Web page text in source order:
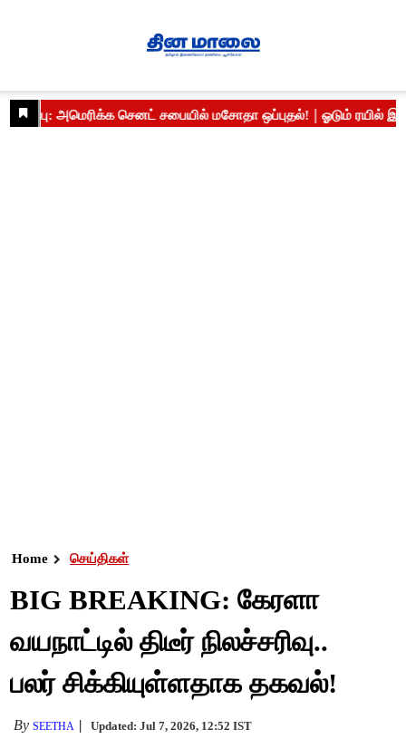
Home செய்திகள்
BIG BREAKING: கேரளா
வயநாட்டில் திடீர் நிலச்சரிவு..
பலர் சிக்கியுள்ளதாக தகவல்!
BySEETHA Updated: Jul 7, 2026, 12:52 IST